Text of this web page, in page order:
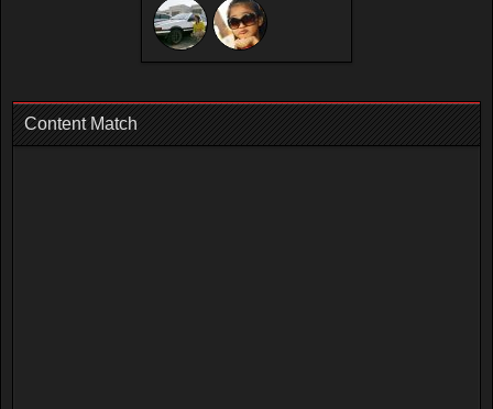
Content Match